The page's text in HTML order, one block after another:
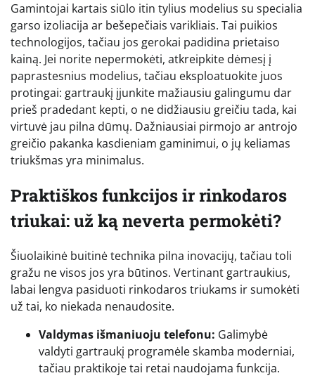
Gamintojai kartais siūlo itin tylius modelius su specialia
garso izoliacija ar bešepečiais varikliais. Tai puikios
technologijos, tačiau jos gerokai padidina prietaiso
kainą. Jei norite nepermokėti, atkreipkite dėmesį į
paprastesnius modelius, tačiau eksploatuokite juos
protingai: gartraukį įjunkite mažiausiu galingumu dar
prieš pradedant kepti, o ne didžiausiu greičiu tada, kai
virtuvė jau pilna dūmų. Dažniausiai pirmojo ar antrojo
greičio pakanka kasdieniam gaminimui, o jų keliamas
triukšmas yra minimalus.
Praktiškos funkcijos ir rinkodaros
triukai: už ką neverta permokėti?
Šiuolaikinė buitinė technika pilna inovacijų, tačiau toli
gražu ne visos jos yra būtinos. Vertinant gartraukius,
labai lengva pasiduoti rinkodaros triukams ir sumokėti
už tai, ko niekada nenaudosite.
Valdymas išmaniuoju telefonu: Galimybė
valdyti gartraukį programėle skamba moderniai,
tačiau praktikoje tai retai naudojama funkcija.